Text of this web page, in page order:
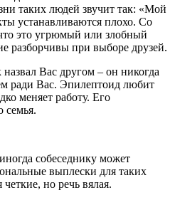
таких людей звучит так: «Мой
устанавливаются плохо. Со
это угрюмый или злобный
разборчивы при выборе друзей.
Вас другом – он никогда
ради Вас. Эпилептоид любит
меняет работу. Его
семья.
собеседнику может
выплески для таких
но речь вялая.